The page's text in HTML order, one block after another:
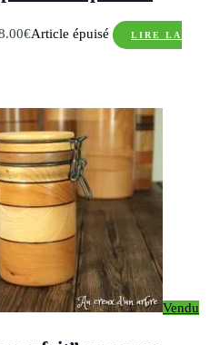
€Article épuisé LIRE LA
Vendu